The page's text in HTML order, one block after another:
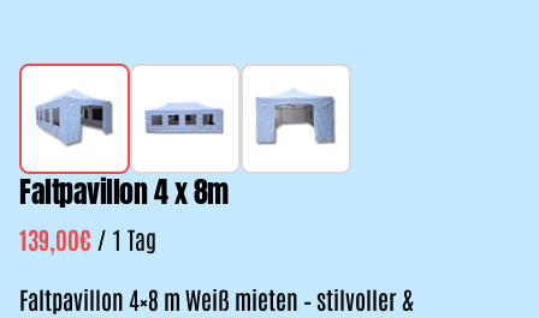
Faltpavillon 4 x 8m
/
Faltpavillon 4×8 m Weiß mieten – stilvoller &